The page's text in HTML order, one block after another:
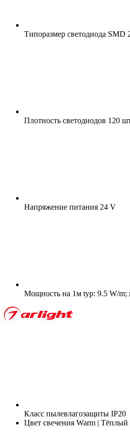
Типоразмер светодиода SMD
Плотность светодиодов 120
Напряжение питания 24 V
Мощность на 1м typ: 9.5 W/m;
Класс пылевлагозащиты IP20
Цвет свечения Warm | Тёплый